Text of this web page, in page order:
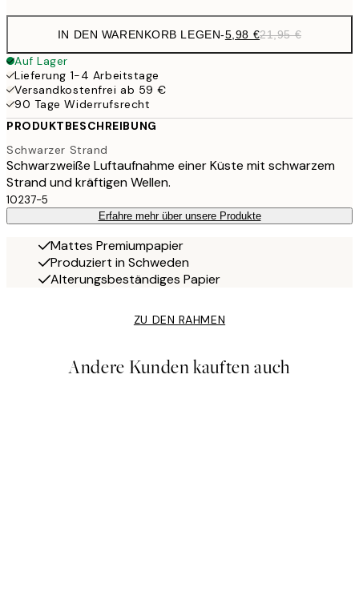
IN DEN WARENKORB LEGEN-5,98 €21,95 €
Auf Lager
Lieferung 1-4 Arbeitstage
Versandkostenfrei ab 59 €
90 Tage Widerrufsrecht
PRODUKTBESCHREIBUNG
Schwarzer Strand
Schwarzweiße Luftaufnahme einer Küste mit schwarzem
Strand und kräftigen Wellen.
10237-5
Erfahre mehr über unsere Produkte
Mattes Premiumpapier
Produziert in Schweden
Alterungsbeständiges Papier
ZU DEN RAHMEN
Andere Kunden kauften auch